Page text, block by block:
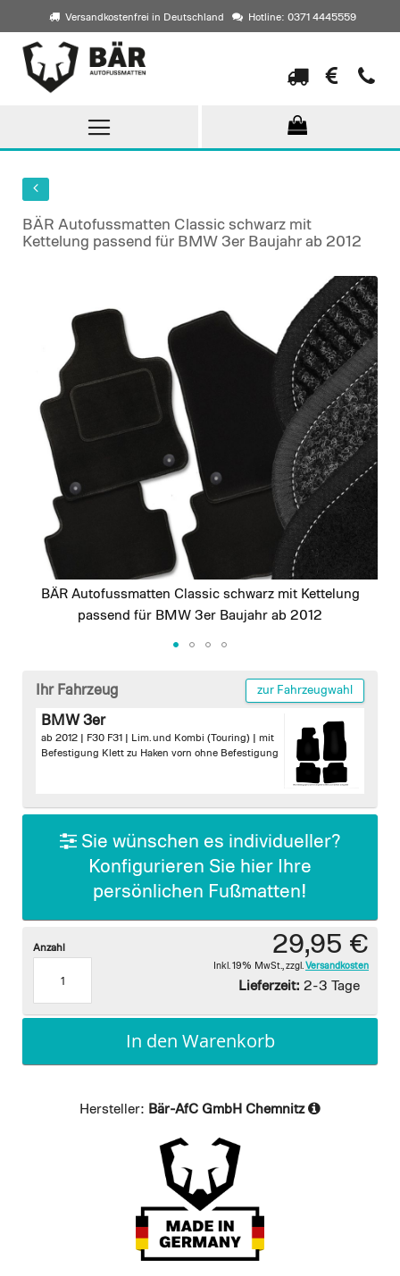
Versandkostenfrei in Deutschland Hotline: 0371 4445559
Direkt
zum
Inhalt
BÄR Autofussmatten Classic schwarz mit
Kettelung passend für BMW 3er Baujahr ab 2012
images
gallery
BÄR Autofussmatten Classic schwarz mit Kettelung
passend für BMW 3er Baujahr ab 2012
beginning
gallery
Ihr Fahrzeug zur Fahrzeugwahl
BMW 3er
ab 2012 | F30 F31 | Lim. und Kombi (Touring) | mit
Befestigung Klett zu Haken vorn ohne Befestigung
Sie wünschen es individueller?
Konfigurieren Sie hier Ihre
persönlichen Fußmatten!
29,95 €
Inkl. 19% MwSt. zzgl. Versandkosten
Lieferzeit: 2-3 Tage
Anzahl
In den Warenkorb
Hersteller: Bär-AfC GmbH Chemnitz